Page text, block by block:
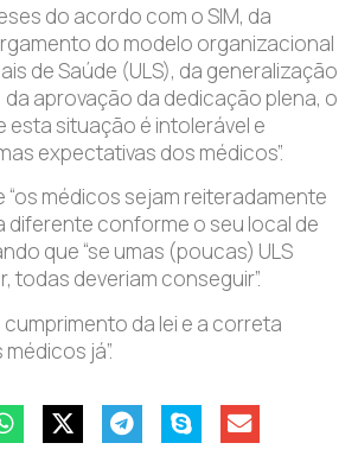
do acordo com o SIM, da
do modelo organizacional
de Saúde (ULS), da generalização
da aprovação da dedicação plena, o
esta situação é intolerável e
expectativas dos médicos”.
“os médicos sejam reiteradamente
conforme o seu local de
que “se umas (poucas) ULS
todas deveriam conseguir”.
cumprimento da lei e a correta
já”.